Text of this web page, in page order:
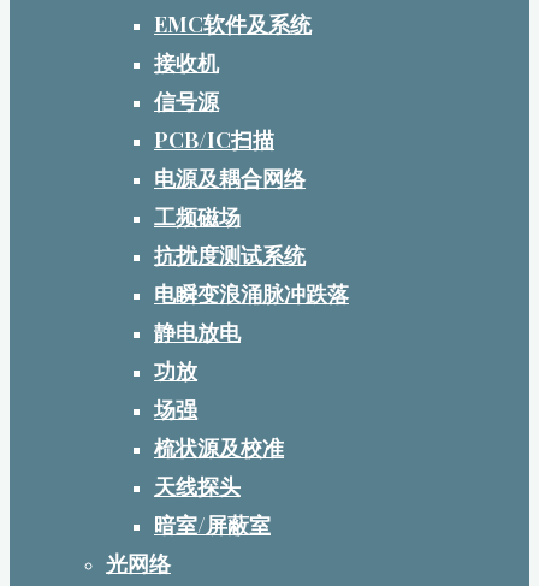
EMC软件及系统
接收机
信号源
PCB/IC扫描
电源及耦合网络
工频磁场
抗扰度测试系统
电瞬变浪涌脉冲跌落
静电放电
功放
场强
梳状源及校准
天线探头
暗室/屏蔽室
光网络